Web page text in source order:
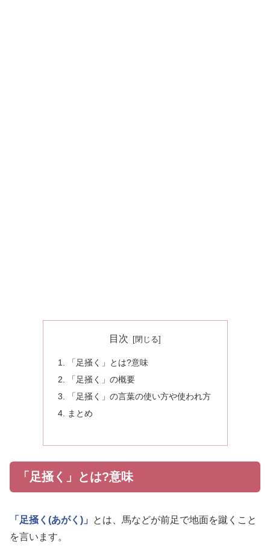
目次
「足掻く」とは?意味
「足掻く」の概要
「足掻く」の言葉の使い方や使われ方
まとめ
「足掻く」とは?意味
「足掻く(あがく)」
とは、馬などが前足で地面を蹴くこと
を言います。